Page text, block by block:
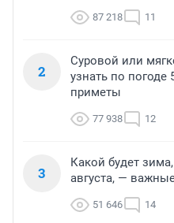
87 218 11
2
Суровой или
узнать по
приметы
77 938 12
3
Какой будет
августа, —
51 646 14